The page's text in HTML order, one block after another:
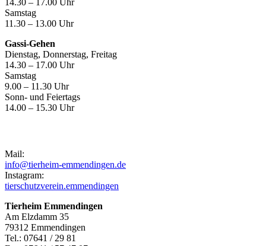
14.30 – 17.00 Uhr
Samstag
11.30 – 13.00 Uhr
Gassi-Gehen
Dienstag, Donnerstag, Freitag
14.30 – 17.00 Uhr
Samstag
9.00 – 11.30 Uhr
Sonn- und Feiertags
14.00 – 15.30 Uhr
Mail:
info@tierheim-emmendingen.de
Instagram:
tierschutzverein.emmendingen
Tierheim Emmendingen
Am Elzdamm 35
79312 Emmendingen
Tel.: 07641 / 29 81